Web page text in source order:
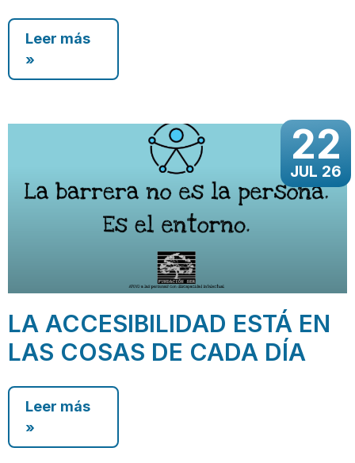
Leer más
»
22
JUL 26
LA ACCESIBILIDAD ESTÁ EN
LAS COSAS DE CADA DÍA
Leer más
»